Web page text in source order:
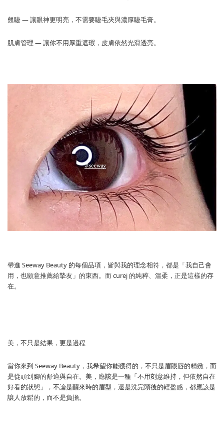
翹睫 — 讓眼神更明亮，不需要睫毛夾與濃厚睫毛膏。
肌膚管理 — 讓你不用厚重遮瑕，皮膚依然光滑透亮。
帶進 Seeway Beauty 的每個品項，皆與我的理念相符，都是「我自己會
用，也願意推薦給摯友」的東西。而 curej 的純粹、溫柔，正是這樣的存
在。
美，不只是結果，更是過程
當你來到 Seeway Beauty，我希望你能獲得的，不只是眉眼唇的精緻，而
是從頭到腳的舒適與自在。美，應該是一種「不用刻意維持，但依然自在
好看的狀態」，不論是醒來時的眉型，還是洗完頭後的輕盈感，都應該是
讓人放鬆的，而不是負擔。